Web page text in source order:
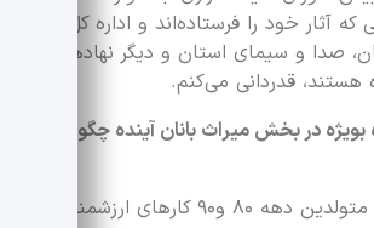
که آثار خود را فرستاده‌اند و اداره کل
صدا و سیمای استان و دیگر نهادهایی
هستند، قدردانی می‌کنم.
در بخش میراث بانان آینده چگونه
در جشنواره امسال متولدین دهه ۸۰ و۹۰ کارهای ارزشمندی